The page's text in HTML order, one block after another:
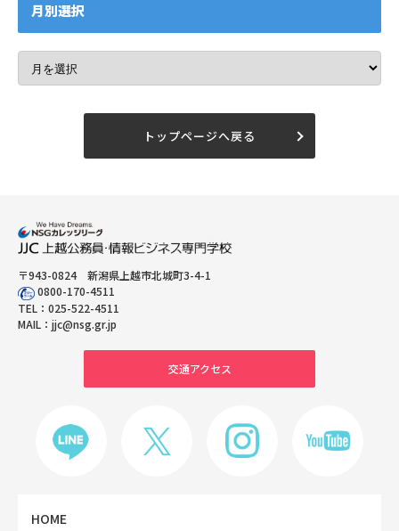
月別選択
トップページへ戻る
〒943-0824 新潟県上越市北城町3-4-1
0800-170-4511
TEL： 025-522-4511
MAIL： jjc@nsg.gr.jp
交通アクセス
HOME